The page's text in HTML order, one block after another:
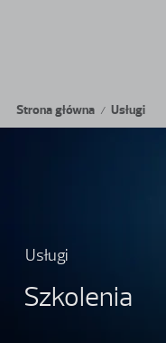
Ścieżka nawigacyjna
Strona główna / Usługi
Usługi
Szkolenia